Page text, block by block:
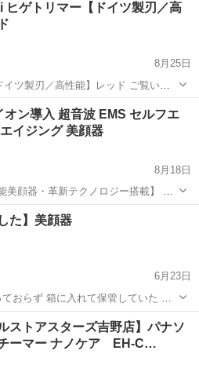
していました。 そのため殆ど使用し
ヒゲトリマー【ドイツ製刃／高
8月25日
刃／高性能】レッド ご覧いた
らはDickti製・高性能ヒゲトリマーで
めポイント ✅ ド
美容家電 ヒゲトリマー
オン導入 超音波 EMS セルフエ
イジング 美顔器
8月18日
どの革新的なテクノロジーを搭載し
組み合わせて、目元ケア、浸透/導
美容家電
た】美顔器
6月23日
おらず 箱に入れて保管していた の
、説明書は ありません💦
美顔器
ストアスターズ吉野店】パナソ
ーマー ナノケア EH-C…